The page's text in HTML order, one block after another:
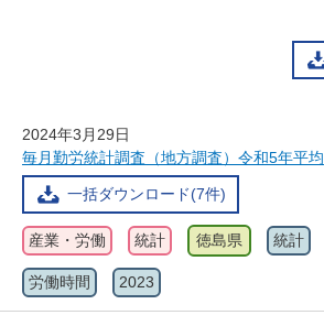
2024年3月29日
毎月勤労統計調査（地方調査）令和5年平均
一括ダウンロード(7件)
産業・労働 統計 徳島県 統計
労働時間 2023